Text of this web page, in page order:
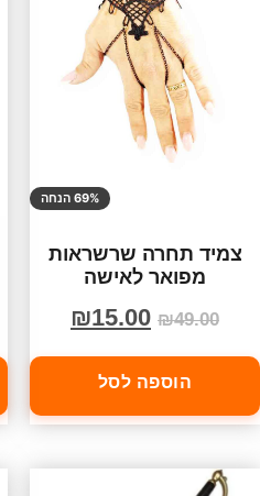
69% הנחה
צמיד תחרה שרשראות
מפואר לאישה
₪49.00
₪15.00
הוספה לסל